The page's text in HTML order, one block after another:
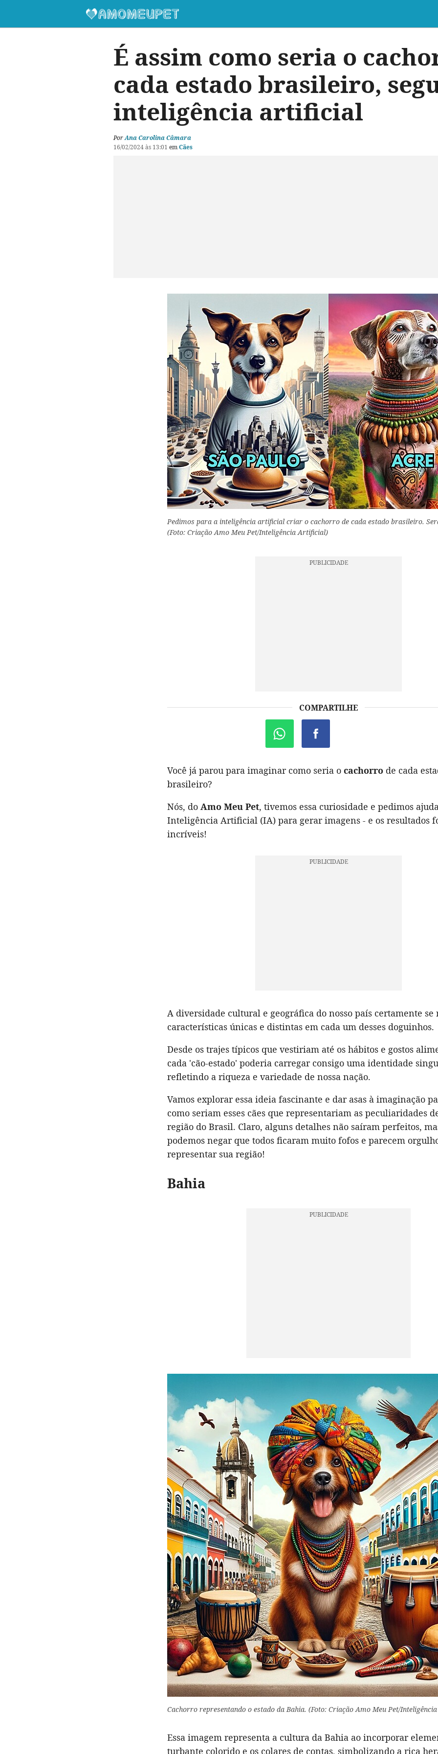
É assim como seria o
cada estado brasileiro,
inteligência artificial
PorAna Carolina Câmara
16/02/2024 às 13:01 emCães
Pedimos para a inteligência artificial criar o cachorro de cada estado brasileiro.
(Foto: Criação Amo Meu Pet/Inteligência Artificial)
COMPARTILHE
Você já parou para imaginar como seria o cachorro de cada
brasileiro?
Nós, do Amo Meu Pet, tivemos essa curiosidade e pedimos
Inteligência Artificial (IA) para gerar imagens - e os resultados
incríveis!
A diversidade cultural e geográfica do nosso país certamente
características únicas e distintas em cada um desses doguinhos.
Desde os trajes típicos que vestiriam até os hábitos e gostos
cada 'cão-estado' poderia carregar consigo uma identidade
refletindo a riqueza e variedade de nossa nação.
Vamos explorar essa ideia fascinante e dar asas à imaginação
como seriam esses cães que representariam as peculiaridades
região do Brasil. Claro, alguns detalhes não saíram perfeitos,
podemos negar que todos ficaram muito fofos e parecem
representar sua região!
Bahia
Cachorro representando o estado da Bahia. (Foto: Criação Amo Meu Pet/
Essa imagem representa a cultura da Bahia ao incorporar
turbante colorido e os colares de contas, simbolizando a rica